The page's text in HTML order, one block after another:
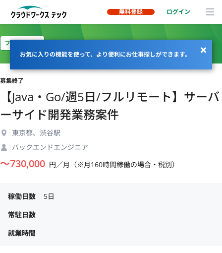
無料登録 ログイン
お気に入りの機能を使って、より便利にお仕事探しができます。
フルリモート
募集終了
【Java・Go/週5日/フルリモート】サーバ
ーサイド開発業務案件
東京都、渋谷駅
バックエンドエンジニア
〜730,000 円／月（※月160時間稼働の場合・税別）
稼働日数
5日
常駐日数
就業時間